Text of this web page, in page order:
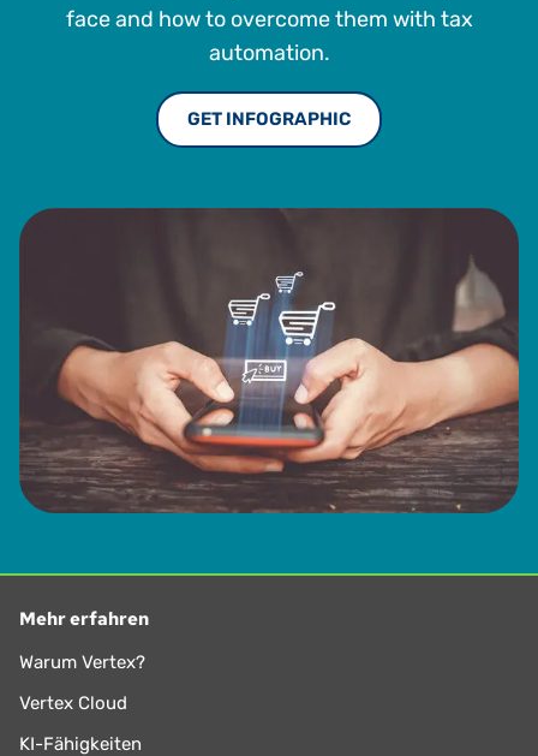
face and how to overcome them with tax
automation.
GET INFOGRAPHIC
Mehr erfahren
Warum Vertex?
Vertex Cloud
KI-Fähigkeiten